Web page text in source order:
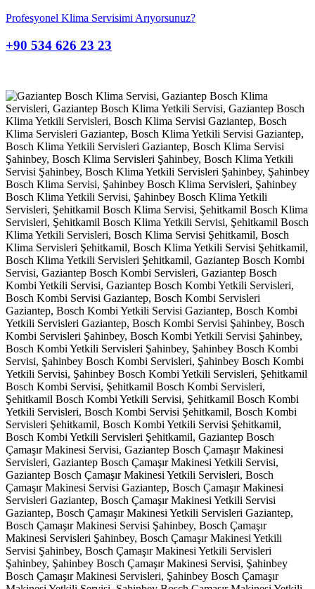
Profesyonel Klima Servisimi Arıyorsunuz?
+90 534 626 23 23